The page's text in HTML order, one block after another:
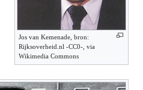
Jos van Kemenade, bron:
Rijksoverheid.nl -CC0-, via
Wikimedia Commons